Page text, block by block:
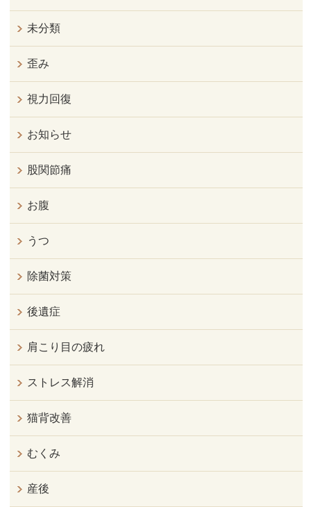
未分類
歪み
視力回復
お知らせ
股関節痛
お腹
うつ
除菌対策
後遺症
肩こり目の疲れ
ストレス解消
猫背改善
むくみ
産後